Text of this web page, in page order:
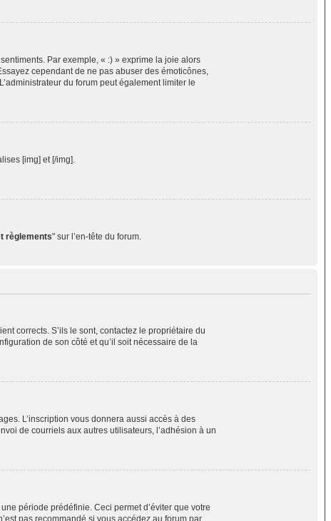
Par exemple, « :) » exprime la joie alors
cependant de ne pas abuser des émoticônes,
du forum peut également limiter le
[img] et [/img].
règlements" sur l’en-tête du forum.
corrects. S’ils le sont, contactez le propriétaire du
de son côté et qu’il soit nécessaire de la
L’inscription vous donnera aussi accès à des
de courriels aux autres utilisateurs, l’adhésion à un
période prédéfinie. Ceci permet d’éviter que votre
pas recommandé si vous accédez au forum par